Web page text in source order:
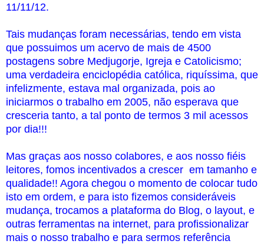
11/11/12.
Tais mudanças foram necessárias, tendo em vista
que possuimos um acervo de mais de 4500
postagens sobre Medjugorje, Igreja e Catolicismo;
uma verdadeira enciclopédia católica, riquíssima, que
infelizmente, estava mal organizada, pois ao
iniciarmos o trabalho em 2005, não esperava que
cresceria tanto, a tal ponto de termos 3 mil acessos
por dia!!!
Mas graças aos nosso colabores, e aos nosso fiéis
leitores, fomos incentivados a crescer em tamanho e
qualidade!! Agora chegou o momento de colocar tudo
isto em ordem, e para isto fizemos consideráveis
mudança, trocamos a plataforma do Blog, o layout, e
outras ferramentas na internet, para profissionalizar
mais o nosso trabalho e para sermos referência